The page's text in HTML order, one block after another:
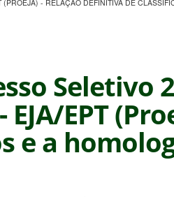
- RELAÇÃO DEFINITIVA DE
Seletivo
EPT
e a